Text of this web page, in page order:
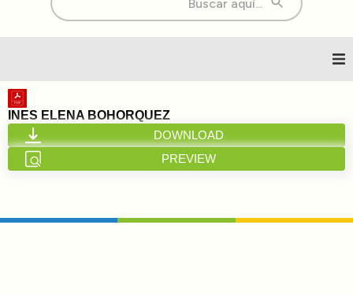
Inicio
Nosotros
Transparencia
INES ELENA BOHORQUEZ
DOWNLOAD
PREVIEW